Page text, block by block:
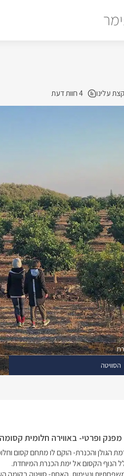
קצת עלינו 4 חוות דעת
הסוויטה
ופרטי- באווירה חלומית קסומה